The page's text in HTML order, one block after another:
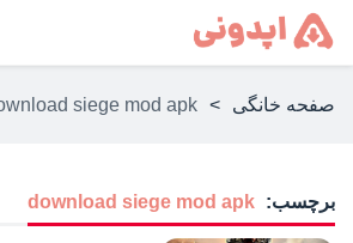
صفحه خانگی >
siege mod apk
برچسب: download siege mod apk